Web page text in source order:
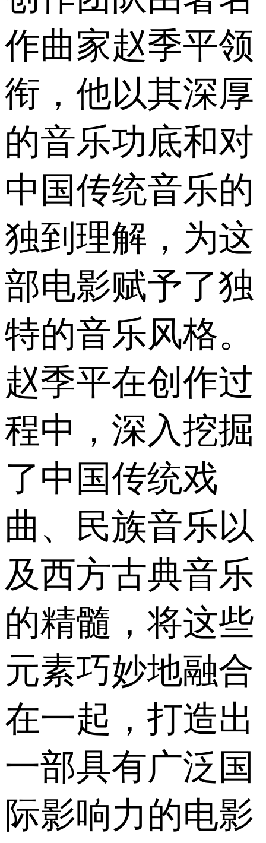
作曲家赵季平领
衔，他以其深厚
的音乐功底和对
中国传统音乐的
独到理解，为这
部电影赋予了独
特的音乐风格。
赵季平在创作过
程中，深入挖掘
了中国传统戏
曲、民族音乐以
及西方古典音乐
的精髓，将这些
元素巧妙地融合
在一起，打造出
一部具有广泛国
际影响力的电影